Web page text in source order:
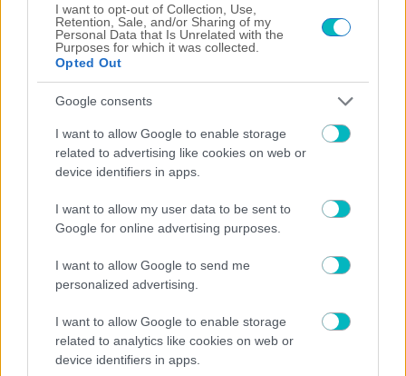
I want to opt-out of Collection, Use,
Retention, Sale, and/or Sharing of my
Personal Data that Is Unrelated with the
Purposes for which it was collected.
Opted Out
Google consents
I want to allow Google to enable storage
related to advertising like cookies on web or
device identifiers in apps.
I want to allow my user data to be sent to
Google for online advertising purposes.
I want to allow Google to send me
personalized advertising.
I want to allow Google to enable storage
related to analytics like cookies on web or
device identifiers in apps.
ΠΕΡΙΣΣΟΤΕΡΑ ΑΡΘΡΑ